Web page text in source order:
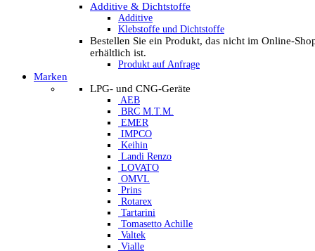
Additive & Dichtstoffe
Additive
Klebstoffe und Dichtstoffe
Bestellen Sie ein Produkt, das nicht im Online-
erhältlich ist.
Produkt auf Anfrage
Marken
LPG- und CNG-Geräte
AEB
BRC M.T.M.
EMER
IMPCO
Keihin
Landi Renzo
LOVATO
OMVL
Prins
Rotarex
Tartarini
Tomasetto Achille
Valtek
Vialle